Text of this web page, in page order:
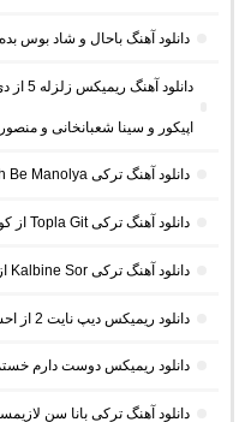
دانلود آهنگ باحال و شاد بوس
اپیکور و سینا شعبانخانی و منصور
دانلود آهنگ ترکی Ah Be Manolya از بوراک بولوت
دانلود آهنگ ترکی Topla Git از کورتولوش کوش
دانلود آهنگ ترکی Kalbine Sor از Bahadır Macit و Tunahan Sakar
دانلود ریمیکس دیپ نایت 2 از احسان رمزی (ریمیکس طولانی غمگین)
دانلود ریمیکس دوست دارم
دانلود آهنگ ترکی بانا سن